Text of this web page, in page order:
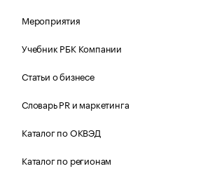
Мероприятия
Учебник РБК Компании
Статьи о бизнесе
Словарь PR и маркетинга
Каталог по ОКВЭД
Каталог по регионам